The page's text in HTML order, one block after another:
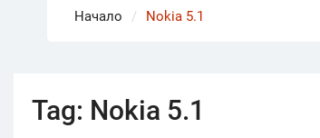
Начало Nokia 5.1
Tag: Nokia 5.1